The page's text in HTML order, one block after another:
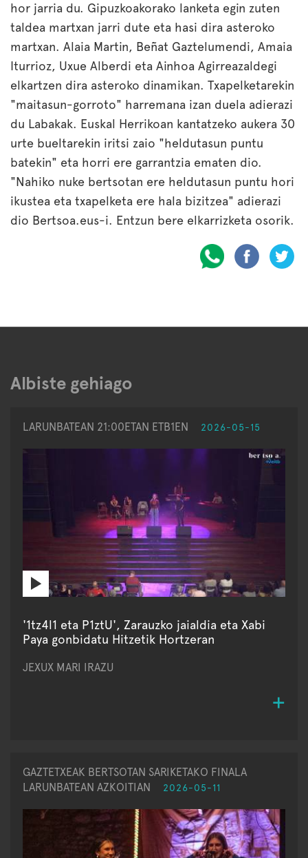
hor jarria du. Gipuzkoakorako lanketa egin zuten
taldea martxan jarri dute eta hasi dira asteroko
martxan. Alaia Martin, Beñat Gaztelumendi, Amaia
Iturrioz, Uxue Alberdi eta Ainhoa Agirreazaldegi
elkartzen dira asteroko dinamikan. Txapelketarekin
"maitasun-gorroto" harremana izan duela adierazi
du Labakak. Euskal Herrikoan kantatzeko aukera 30
urte bueltarekin iritsi zaio "heldutasun puntu
batekin" eta horri ere garrantzia ematen dio.
"Nahiko nuke bertsotan ere heldutasun puntu hori
ikustea eta txapelketa ere hala bizitzea" adierazi
dio Bertsoa.eus-i. Entzun bere elkarrizketa osorik.
Albiste gehiago
LARUNBATEAN 21:00ETAN ETB1EN 2026-05-15
'1tz4l1 eta P1ztU', Zarauzko jaialdia eta Xabi
Paya gonbidatu Hitzetik Hortzeran
JEXUX MARI IRAZU
GAZTETXEAK BERTSOTAN SARIKETAKO FINALA
LARUNBATEAN AZKOITIAN
2026-05-11